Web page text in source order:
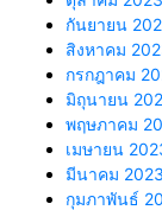
กันยายน
สิงหาคม
กรกฎาคม
มิถุนายน
พฤษภาคม
เมษายน
มีนาคม 2023
กุมภาพันธ์